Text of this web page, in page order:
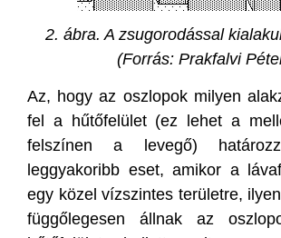
2. ábra. A zsugorodással
(Forrás: Prakfalvi
Az, hogy az oszlopok milyen
fel a hűtőfelület (ez lehet a
felszínen a levegő)
leggyakoribb eset, amikor a
egy közel vízszintes területre,
függőlegesen állnak az